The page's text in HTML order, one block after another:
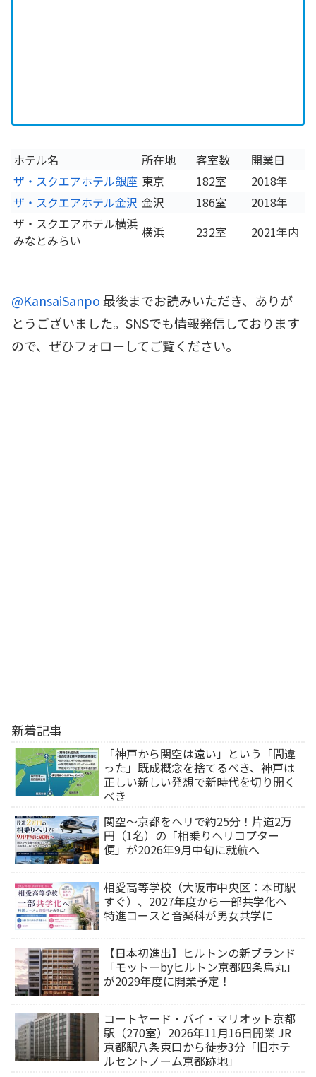
ホテル名 所在地 客室数
開業日
ザ・スクエアホテル銀座 東京 182室
2018年
ザ・スクエアホテル金沢 金沢 186室
2018年
ザ・スクエアホテル横浜
みなとみらい
横浜 232室 2021年内
@KansaiSanpo最後までお読みいただき、ありが
とうございました。SNSでも情報発信しております
ので、ぜひフォローしてご覧ください。
新着記事
「神戸から関空は遠い」という「間違
った」既成概念を捨てるべき、神戸は
正しい新しい発想で新時代を切り開く
べき
関空～京都をヘリで約25分！片道2万
円（1名）の「相乗りヘリコプター
便」が2026年9月中旬に就航へ
相愛高等学校（大阪市中央区：本町駅
すぐ）、2027年度から一部共学化へ
特進コースと音楽科が男女共学に
【日本初進出】ヒルトンの新ブランド
「モットーbyヒルトン京都四条烏丸」
が2029年度に開業予定！
コートヤード・バイ・マリオット京都
駅（270室）2026年11月16日開業 JR
京都駅八条東口から徒歩3分「旧ホテ
ルセントノーム京都跡地」